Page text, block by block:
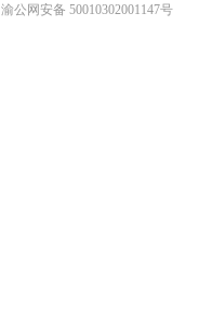
渝公网安备 50010302001147号